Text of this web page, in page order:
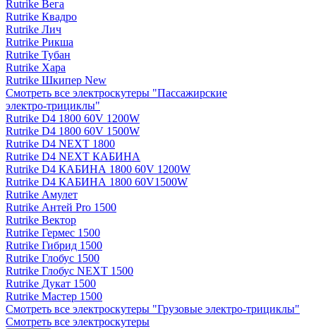
Rutrike Вега
Rutrike Квадро
Rutrike Лич
Rutrike Рикша
Rutrike Тубан
Rutrike Хара
Rutrike Шкипер New
Смотреть все электро­скутеры "Пассажирские
электро‑трициклы"
Rutrike D4 1800 60V 1200W
Rutrike D4 1800 60V 1500W
Rutrike D4 NEXT 1800
Rutrike D4 NEXT КАБИНА
Rutrike D4 КАБИНА 1800 60V 1200W
Rutrike D4 КАБИНА 1800 60V1500W
Rutrike Амулет
Rutrike Антей Pro 1500
Rutrike Вектор
Rutrike Гермес 1500
Rutrike Гибрид 1500
Rutrike Глобус 1500
Rutrike Глобус NEXT 1500
Rutrike Дукат 1500
Rutrike Мастер 1500
Смотреть все электро­скутеры "Грузовые электро‑трициклы"
Смотреть все электро­скутеры